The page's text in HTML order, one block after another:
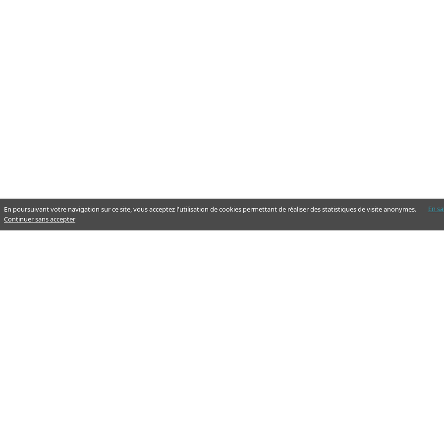
En poursuivant votre navigation sur ce site, vous acceptez l'utilisation de cookies permettant de réaliser des statistiques de visite anonymes. En
Continuer sans accepter